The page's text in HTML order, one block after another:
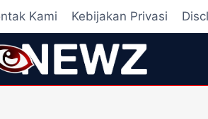
Kami Kebijakan Privasi